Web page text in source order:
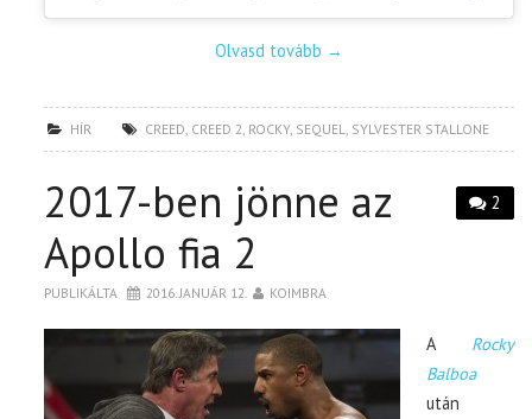
Olvasd tovább →
HÍR CREED CREED 2 ROCKY, SEQUEL SYLVESTER STALLONE
2
2017-ben jönne az
Apollo fia 2
PUBLIKÁLTA 2016. JANUÁR 12. KOIMBRA
A Rocky
Balboa
után